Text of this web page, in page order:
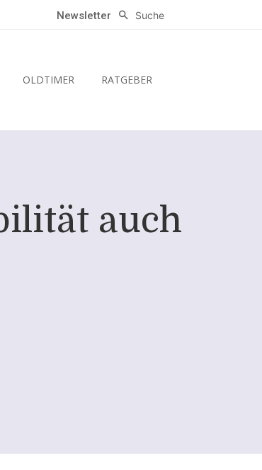
Newsletter Suche
OLDTIMER RATGEBER
auch